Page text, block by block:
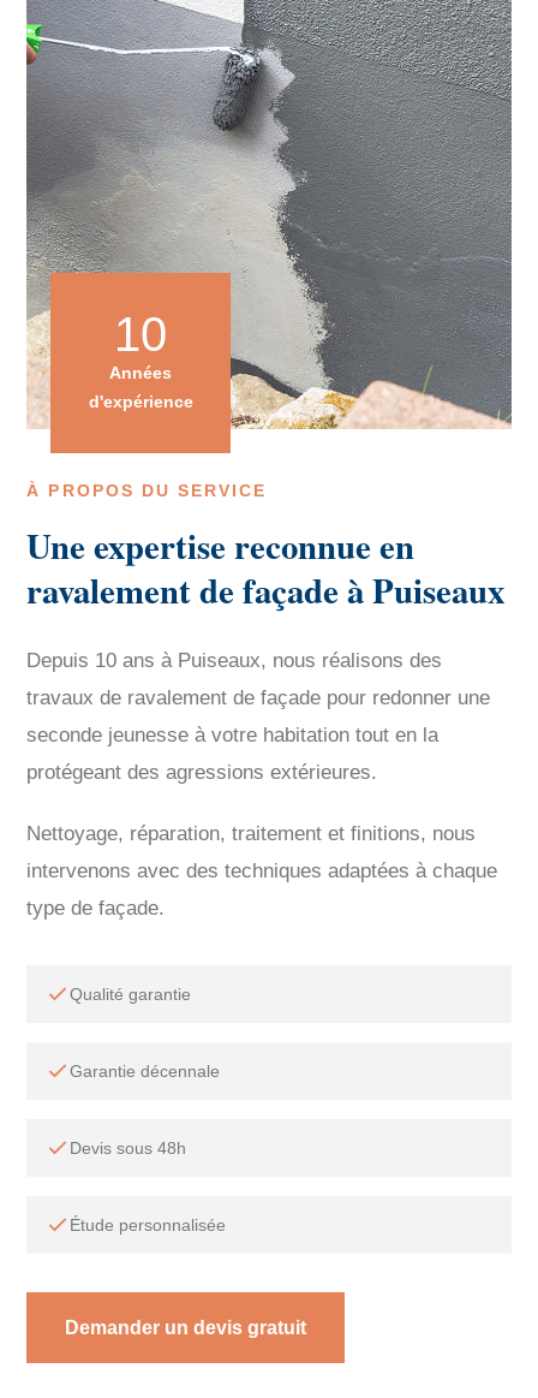
À PROPOS DU SERVICE
Une expertise reconnue en
ravalement de façade à Puiseaux
Depuis 10 ans à Puiseaux, nous réalisons des
travaux de ravalement de façade pour redonner une
seconde jeunesse à votre habitation tout en la
protégeant des agressions extérieures.
Nettoyage, réparation, traitement et finitions, nous
intervenons avec des techniques adaptées à chaque
type de façade.
Qualité garantie
Garantie décennale
Devis sous 48h
Étude personnalisée
Demander un devis gratuit
10
Années
d'expérience